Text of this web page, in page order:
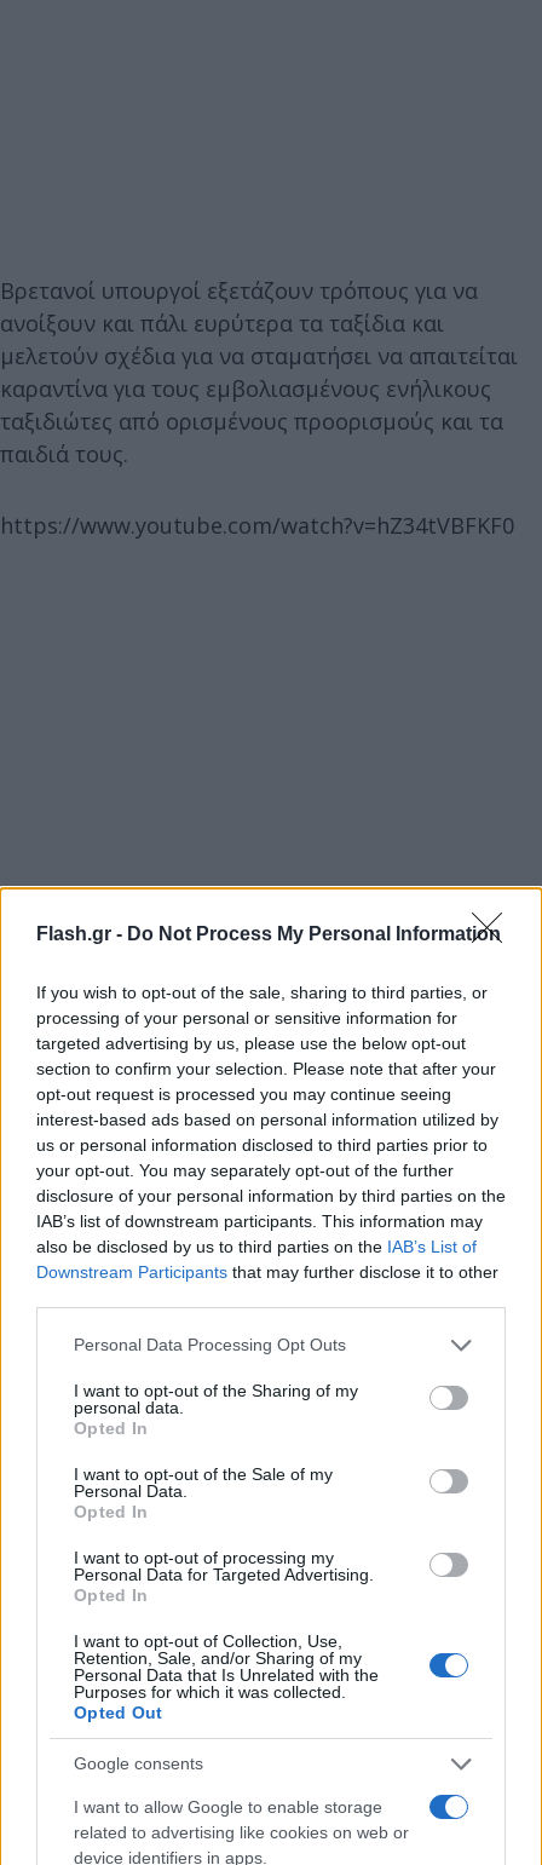
Flash.gr - Do Not Process My Personal Information
If you wish to opt-out of the sale, sharing to third parties, or
processing of your personal or sensitive information for
targeted advertising by us, please use the below opt-out
section to confirm your selection. Please note that after your
opt-out request is processed you may continue seeing
interest-based ads based on personal information utilized by
us or personal information disclosed to third parties prior to
your opt-out. You may separately opt-out of the further
disclosure of your personal information by third parties on the
IAB’s list of downstream participants. This information may
also be disclosed by us to third parties on the IAB’s List of
Downstream Participants that may further disclose it to other
Please note that this website/app uses one or more Google
not limited to your visit or usage behaviour. You may click to
grant or deny consent to Google and its third-party tags to
use your data for below specified purposes in below Google
consent section.
Personal Data Processing Opt Outs
I want to opt-out of the Sharing of my
personal data.
Opted In
I want to opt-out of the Sale of my
Personal Data.
Opted In
I want to opt-out of processing my
Personal Data for Targeted Advertising.
Opted In
I want to opt-out of Collection, Use,
Retention, Sale, and/or Sharing of my
Personal Data that Is Unrelated with the
Purposes for which it was collected.
Opted Out
Google consents
I want to allow Google to enable storage
related to advertising like cookies on web or
device identifiers in apps.
Βρετανοί υπουργοί εξετάζουν τρόπους για να
ανοίξουν και πάλι ευρύτερα τα ταξίδια και
μελετούν σχέδια για να σταματήσει να απαιτείται
καραντίνα για τους εμβολιασμένους ενήλικους
ταξιδιώτες από ορισμένους προορισμούς και τα
παιδιά τους.
https://www.youtube.com/watch?v=hZ34tVBFKF0
Όμως, ο πρωθυπουργός Μπόρις Τζόνσον έχει
προειδοποιήσει πως ό,τι κι αν συμβεί, θα είναι μια
δύσκολη χρονιά για τα ταξίδια.
«Η κυβέρνηση πρέπει να αποφασίσει, αν αυτό το
καλοκαίρι θα σημάνει την επιτυχία ή την αποτυχία
της βρετανικής ταξιδιωτικής βιομηχανίας», δήλωσε
ο Μπράιαν Στράτον, ο οποίος ασκεί χρέη γενικού
γραμματέα της Ένωσης Πιλότων Βρετανικών
Αερογραμμών (BALPA).
«Οι πιλότοι συναντούν σήμερα πολιτικούς σε όλο
το Ηνωμένο Βασίλειο για να τους ζητήσουν να
ασκήσουν πίεση στην κυβέρνηση για να δράσει
τώρα και να σώσει όχι μόνο το καλοκαίρι, αλλά και